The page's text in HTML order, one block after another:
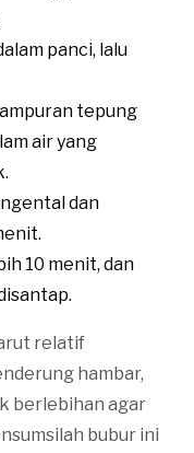
panci, lalu
tepung
air yang
dan
10 menit, dan
relatif
hambar,
berlebihan agar
bubur ini